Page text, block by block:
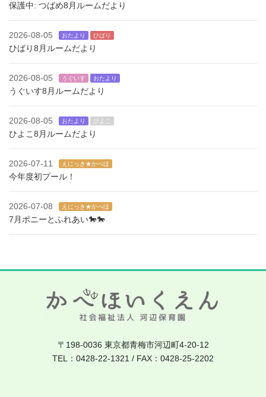
保護中: つばめ8月ルームだより
2026-08-05 おたより ひばり
ひばり8月ルームだより
2026-08-05 うぐいす おたより
うぐいす8月ルームだより
2026-08-05 おたより ひよこ
ひよこ8月ルームだより
2026-07-11 えにっき★かべほ
今年度初プール！
2026-07-08 えにっき★かべほ
7月ポニーとふれあい🐎🐎
〒198-0036 東京都青梅市河辺町4-20-12
TEL：0428-22-1321 / FAX：0428-25-2202